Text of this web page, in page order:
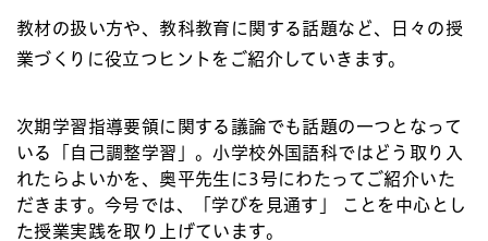
教材の扱い方や、教科教育に関する話題など、日々の授
業づくりに役立つヒントをご紹介していきます。
次期学習指導要領に関する議論でも話題の一つとなって
いる「自己調整学習」。小学校外国語科ではどう取り入
れたらよいかを、奥平先生に3号にわたってご紹介いた
だきます。今号では、「学びを見通す」 ことを中心とし
た授業実践を取り上げています。